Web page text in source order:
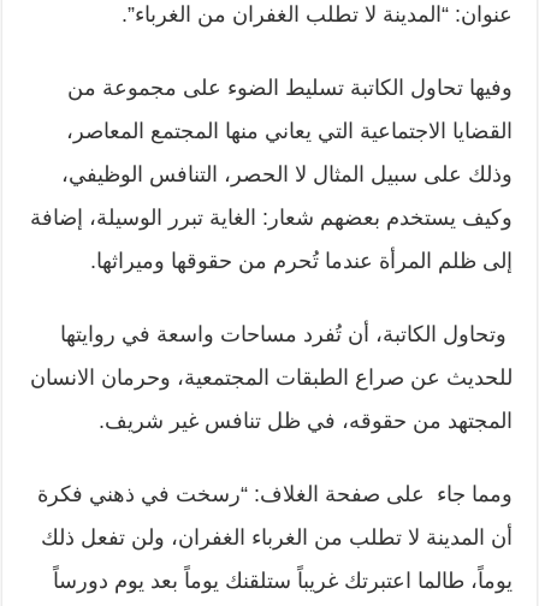
عنوان: “المدينة لا تطلب الغفران من الغرباء”.
وفيها تحاول الكاتبة تسليط الضوء على مجموعة من
القضايا الاجتماعية التي يعاني منها المجتمع المعاصر،
وذلك على سبيل المثال لا الحصر، التنافس الوظيفي،
وكيف يستخدم بعضهم شعار: الغاية تبرر الوسيلة، إضافة
إلى ظلم المرأة عندما تُحرم من حقوقها وميراثها.
وتحاول الكاتبة، أن تُفرد مساحات واسعة في روايتها
للحديث عن صراع الطبقات المجتمعية، وحرمان الانسان
المجتهد من حقوقه، في ظل تنافس غير شريف.
ومما جاء على صفحة الغلاف: “رسخت في ذهني فكرة
أن المدينة لا تطلب من الغرباء الغفران، ولن تفعل ذلك
يوماً، طالما اعتبرتك غريباً ستلقنك يوماً بعد يوم دورساً